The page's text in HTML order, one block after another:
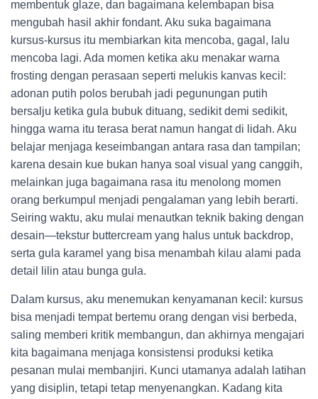
membentuk glaze, dan bagaimana kelembapan bisa
mengubah hasil akhir fondant. Aku suka bagaimana
kursus-kursus itu membiarkan kita mencoba, gagal, lalu
mencoba lagi. Ada momen ketika aku menakar warna
frosting dengan perasaan seperti melukis kanvas kecil:
adonan putih polos berubah jadi pegunungan putih
bersalju ketika gula bubuk dituang, sedikit demi sedikit,
hingga warna itu terasa berat namun hangat di lidah. Aku
belajar menjaga keseimbangan antara rasa dan tampilan;
karena desain kue bukan hanya soal visual yang canggih,
melainkan juga bagaimana rasa itu menolong momen
orang berkumpul menjadi pengalaman yang lebih berarti.
Seiring waktu, aku mulai menautkan teknik baking dengan
desain—tekstur buttercream yang halus untuk backdrop,
serta gula karamel yang bisa menambah kilau alami pada
detail lilin atau bunga gula.
Dalam kursus, aku menemukan kenyamanan kecil: kursus
bisa menjadi tempat bertemu orang dengan visi berbeda,
saling memberi kritik membangun, dan akhirnya mengajari
kita bagaimana menjaga konsistensi produksi ketika
pesanan mulai membanjiri. Kunci utamanya adalah latihan
yang disiplin, tetapi tetap menyenangkan. Kadang kita